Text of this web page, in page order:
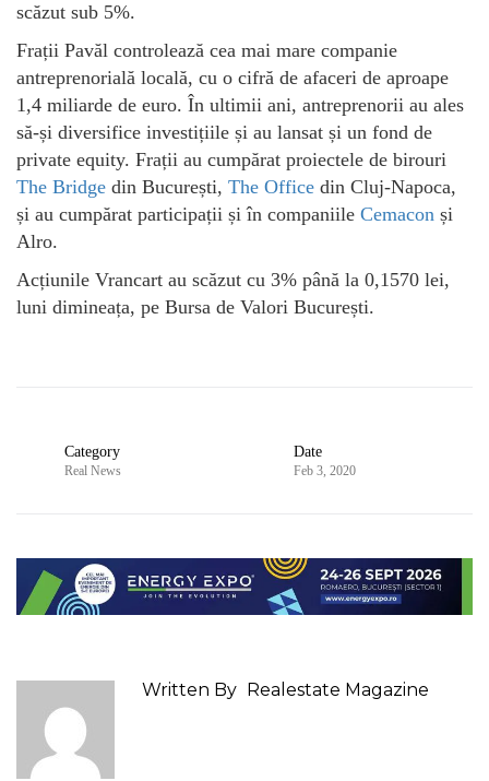
scăzut sub 5%.
Frații Pavăl controlează cea mai mare companie
antreprenorială locală, cu o cifră de afaceri de aproape
1,4 miliarde de euro. În ultimii ani, antreprenorii au ales
să-și diversifice investițiile și au lansat și un fond de
private equity. Frații au cumpărat proiectele de birouri
The Bridge din București, The Office din Cluj-Napoca,
și au cumpărat participații și în companiile Cemacon și
Alro.
Acțiunile Vrancart au scăzut cu 3% până la 0,1570 lei,
luni dimineața, pe Bursa de Valori București.
Category
Real News
Date
Feb 3, 2020
Written By Realestate Magazine